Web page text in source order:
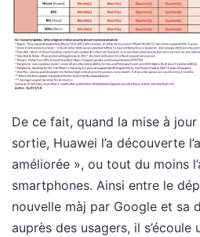
De ce fait, quand la mise à
sortie, Huawei l’a découverte
améliorée », ou tout du moins
smartphones. Ainsi entre le
nouvelle màj par Google et sa
auprès des usagers, il